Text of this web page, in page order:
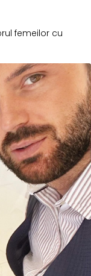
femeilor cu